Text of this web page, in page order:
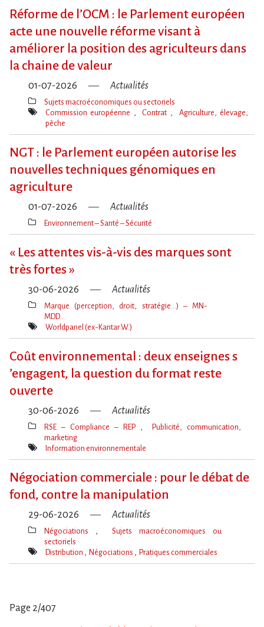
Réforme de l​‌’OCM : le Parlement européen
acte une nouvelle réforme visant à
améliorer la position des agriculteurs dans
la chaine de valeur
01-07-2026 Actualités
Thèmes(s)
Sujets macroéconomiques ou sectoriels
Mot(s)-
Commission européenne Contrat
Agriculture, élevage,
pêche
NGT : le Parlement européen autorise les
nouvelles techniques génomiques en
agriculture
01-07-2026 Actualités
Thèmes(s)
Environnement – Santé – Sécurité
« Les attentes vis-à-vis des marques sont
très fortes »
30-06-2026 Actualités
Thèmes(s)
Marque (perception, droit, stratégie…) – MN-
MDD…
Mot(s)-
Worldpanel (ex-Kantar W.)
Coût environnemental : deux enseignes s​
‌’engagent, la question du format reste
ouverte
30-06-2026 Actualités
Thèmes(s)
RSE – Compliance – REP
Publicité, communication,
marketing
Mot(s)-
Information environnementale
Négociation commerciale : pour le débat de
fond, contre la manipulation
29-06-2026 Actualités
Thèmes(s)
Négociations
Sujets macroéconomiques ou
sectoriels
Mot(s)-
Distribution Négociations Pratiques commerciales
Page 2/407